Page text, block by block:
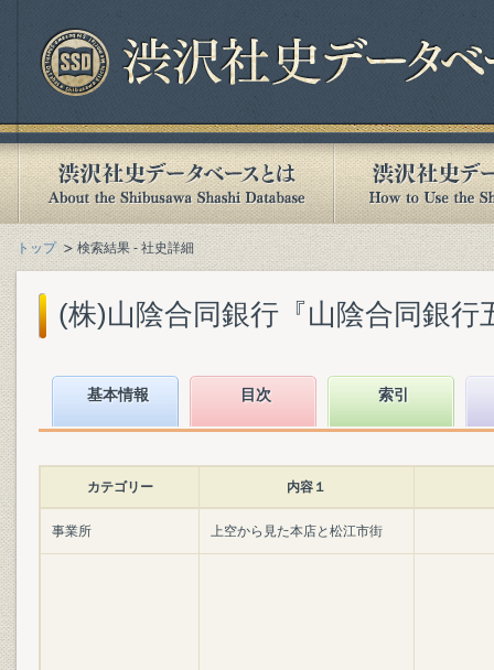
トップ 検索結果 - 社史詳細
(株)山陰合同銀行『山陰合同銀行
基本情報 目次 索引
カテゴリー 内容１
事業所 上空から見た本店と松江市街